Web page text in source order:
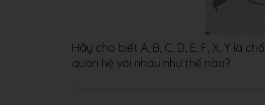
Hãy cho biết A, B, C, D, E, F, X, Y là
quan hệ với nhau như thế nào?